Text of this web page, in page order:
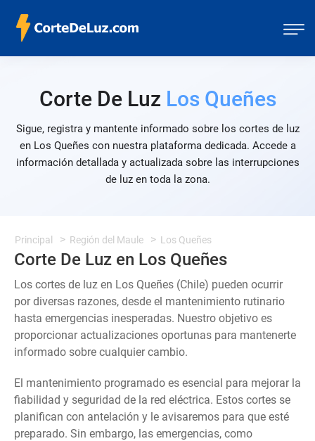
Corte De Luz Los Queñes
Sigue, registra y mantente informado sobre los cortes de luz
en Los Queñes con nuestra plataforma dedicada. Accede a
información detallada y actualizada sobre las interrupciones
de luz en toda la zona.
Principal Región del Maule Los Queñes
Corte De Luz en Los Queñes
Los cortes de luz en Los Queñes (Chile) pueden ocurrir
por diversas razones, desde el mantenimiento rutinario
hasta emergencias inesperadas. Nuestro objetivo es
proporcionar actualizaciones oportunas para mantenerte
informado sobre cualquier cambio.
El mantenimiento programado es esencial para mejorar la
fiabilidad y seguridad de la red eléctrica. Estos cortes se
planifican con antelación y le avisaremos para que esté
preparado. Sin embargo, las emergencias, como